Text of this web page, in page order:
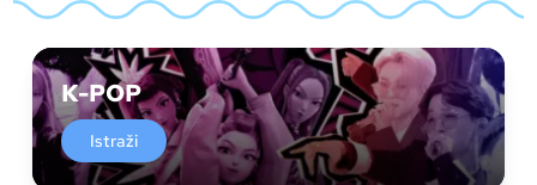
K-POP
Istraži